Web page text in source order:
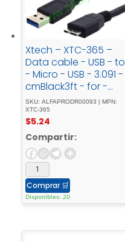
Xtech – XTC-365 –
Data cable - USB - to
- Micro - USB - 3.091 -
cmBlack3ft - for -
hard - drives
SKU: ALFAPRODR00093 | MPN:
XTC-365
$5.24
Compartir:
Comprar 🛒
Disponibles: 20